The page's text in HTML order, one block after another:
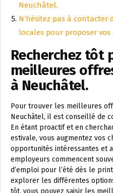
Neuchâtel.
N’hésitez pas à contacter
locales pour proposer vos
Recherchez tôt
meilleures
à Neuchâtel.
Pour trouver les meilleures
Neuchâtel, il est conseillé de
En étant proactif et en
estivale, vous augmentez vos
opportunités intéressantes et
employeurs commencent
d’emploi pour l’été dès le
explorer les différentes
tôt, vous pouvez saisir les